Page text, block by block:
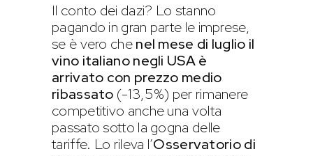
Il conto dei dazi? Lo stanno
pagando in gran parte le imprese,
se è vero chenel mese di luglio il
vino italiano negli USA è
arrivato con prezzo medio
ribassato (-13,5%) per rimanere
competitivo anche una volta
passato sotto la gogna delle
tariffe. Lo rileva l’Osservatorio di